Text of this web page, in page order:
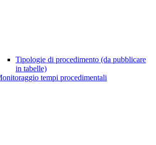
Tipologie di procedimento (da pubblicare
in tabelle)
tempi procedimentali